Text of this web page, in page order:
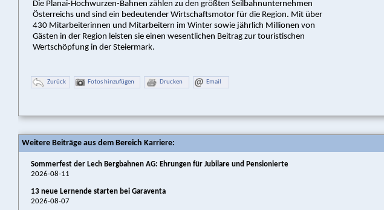
Die Planai-Hochwurzen-Bahnen zählen zu den größten Seilbahnunternehmen
Österreichs und sind ein bedeutender Wirtschaftsmotor für die Region. Mit über
430 Mitarbeiterinnen und Mitarbeitern im Winter sowie jährlich Millionen von
Gästen in der Region leisten sie einen wesentlichen Beitrag zur touristischen
Wertschöpfung in der Steiermark.
Zurück Fotos hinzufügen Drucken Email
Weitere Beiträge aus dem Bereich Karriere:
Sommerfest der Lech Bergbahnen AG: Ehrungen für Jubilare und Pensionierte
2026-08-11
13 neue Lernende starten bei Garaventa
2026-08-07